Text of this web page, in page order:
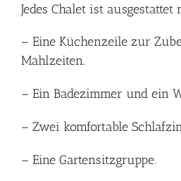
Jedes Chalet ist ausgestattet
– Eine Küchenzeile zur
Mahlzeiten.
– Ein Badezimmer und ein
– Zwei komfortable
– Eine Gartensitzgruppe.